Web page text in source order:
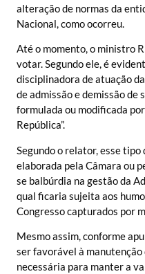
alteração de normas da
Nacional, como ocorreu.
Até o momento, o ministro
votar. Segundo ele, é
disciplinadora de atuação
de admissão e demissão de
formulada ou modificada
República”.
Segundo o relator, esse
elaborada pela Câmara ou
se balbúrdia na gestão da
qual ficaria sujeita aos
Congresso capturados por
Mesmo assim, conforme
ser favorável à
necessária para manter a